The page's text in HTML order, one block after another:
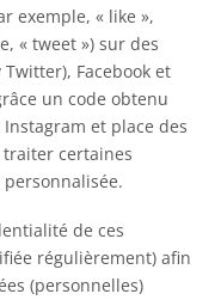
exemple, « like »,
« tweet ») sur des
Facebook et
un code obtenu
Instagram et place des
traiter certaines
de ces
régulièrement) afin
(personnelles)